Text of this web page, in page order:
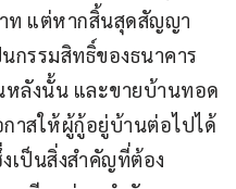
ท แต่หากสิ้นสุดสัญญา
กรรมสิทธิ์ของธนาคาร
หลังนั้น และขายบ้านทอด
าสให้ผู้กู้อยู่บ้านต่อไปได้
เป็นสิ่งสำคัญที่ต้อง